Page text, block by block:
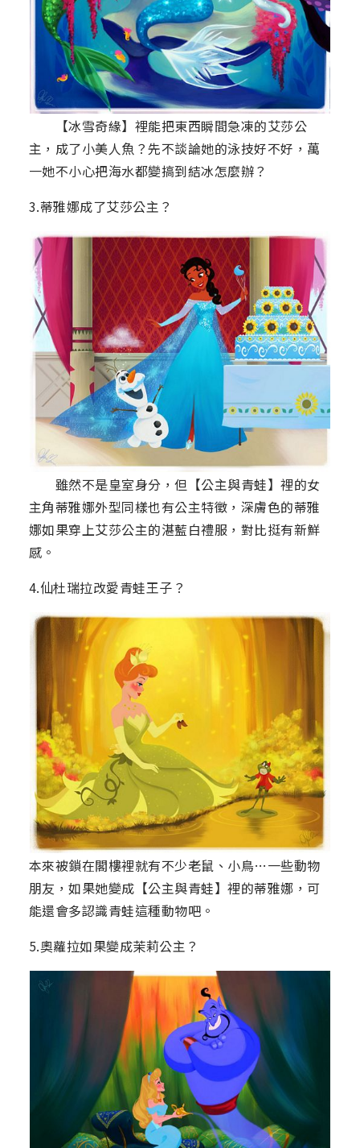
【冰雪奇緣】裡能把東西瞬間急凍的艾莎公
主，成了小美人魚？先不談論她的泳技好不好，萬
一她不小心把海水都變搞到結冰怎麼辦？
3.蒂雅娜成了艾莎公主？
雖然不是皇室身分，但【公主與青蛙】裡的女
主角蒂雅娜外型同樣也有公主特徵，深膚色的蒂雅
娜如果穿上艾莎公主的湛藍白禮服，對比挺有新鮮
感。
4.仙杜瑞拉改愛青蛙王子？
本來被鎖在閣樓裡就有不少老鼠、小鳥…一些動物
朋友，如果她變成【公主與青蛙】裡的蒂雅娜，可
能還會多認識青蛙這種動物吧。
5.奧蘿拉如果變成茉莉公主？